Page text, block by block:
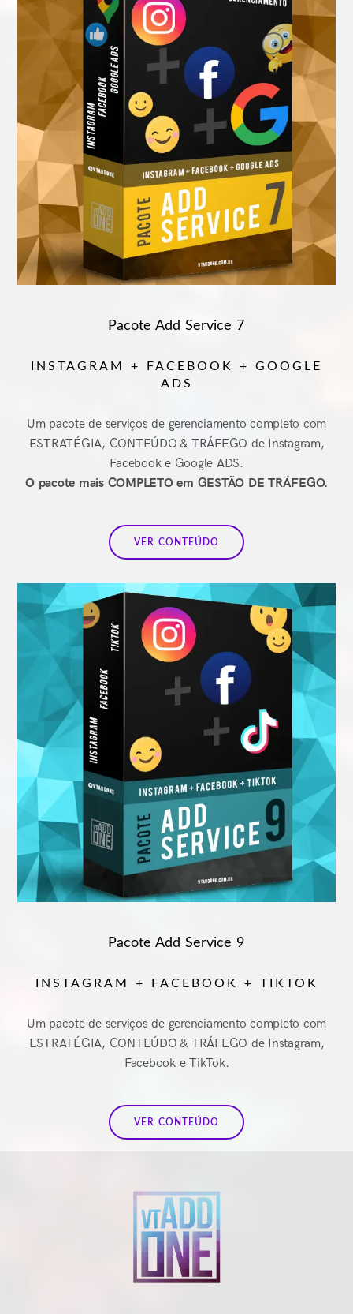
Pacote Add Service 7
INSTAGRAM + FACEBOOK + GOOGLE
ADS
Um pacote de serviços de gerenciamento completo com
ESTRATÉGIA, CONTEÚDO & TRÁFEGO de Instagram,
Facebook e Google ADS.
O pacote mais COMPLETO em GESTÃO DE TRÁFEGO.
VER CONTEÚDO
Pacote Add Service 9
INSTAGRAM + FACEBOOK + TIKTOK
Um pacote de serviços de gerenciamento completo com
ESTRATÉGIA, CONTEÚDO & TRÁFEGO de Instagram,
Facebook e TikTok.
VER CONTEÚDO